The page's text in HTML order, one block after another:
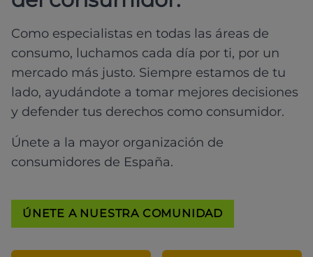
Como especialistas en todas las áreas de
consumo, luchamos cada día por ti, por un
mercado más justo. Siempre estamos de tu
lado, ayudándote a tomar mejores decisiones
y defender tus derechos como consumidor.
Únete a la mayor organización de
consumidores de España.
ÚNETE A NUESTRA COMUNIDAD